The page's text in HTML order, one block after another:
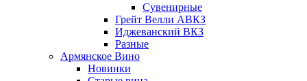
Сувенирные
Грейт Велли АВКЗ
Иджеванский ВКЗ
Разные
Армянское Вино
Новинки